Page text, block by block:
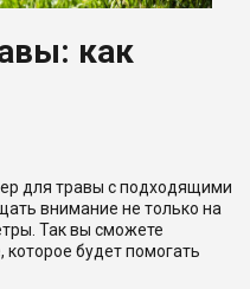
как
для травы с подходящими
внимание не только на
Так вы сможете
будет помогать